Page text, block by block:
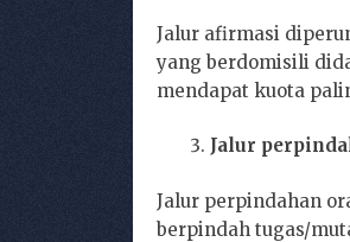
Jalur afirmasi
yang berdomisili
mendapat kuota
Jalur
Jalur perpindahan
berpindah tugas/